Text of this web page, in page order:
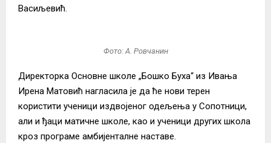
Васиљевић.
Фото: А. Ровчанин
Директорка Основне школе „Бошко Буха“ из Ивања
Ирена Матовић нагласила је да ће нови терен
користити ученици издвојеног одељења у Сопотници,
али и ђаци матичне школе, као и ученици других школа
кроз програме амбијенталне наставе.